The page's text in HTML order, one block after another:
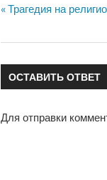
Навигация
по
записям
Предыдущая
Трагедия на
ОСТАВИТЬ ОТВЕТ
Для отправки